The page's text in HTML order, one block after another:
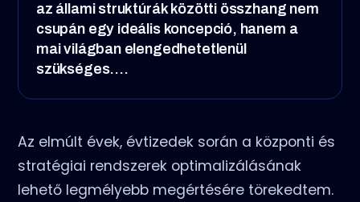
az állami struktúrák közötti összhang nem
csupán egy ideális koncepció, hanem a
mai világban elengedhetetlenül
szükséges.…
Az elmúlt évek, évtizedek során a központi és
stratégiai rendszerek optimalizálásának
lehető legmélyebb megértésére törekedtem.